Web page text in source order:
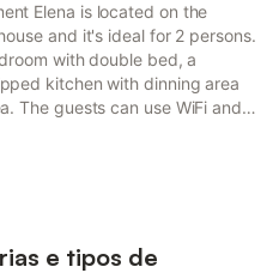
Elena is located on the
and it's ideal for 2 persons.
with double bed, a
kitchen with dinning area
The guests can use WiFi and
use that will be charged from
e tipos de